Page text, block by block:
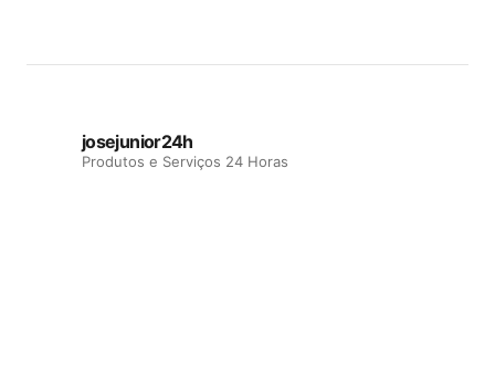
josejunior24h
Produtos e Serviços 24 Horas